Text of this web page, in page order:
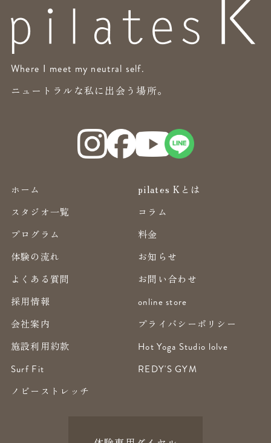
Where I meet my neutral self.
ニュートラルな私に出会う場所。
ホーム
pilates Kとは
スタジオ一覧
コラム
プログラム
料金
体験の流れ
お知らせ
よくある質問
お問い合わせ
採用情報
online store
会社案内
プライバシーポリシー
施設利用約款
Hot Yoga Studio lolve
Surf Fit
REDY'S GYM
ノビーストレッチ